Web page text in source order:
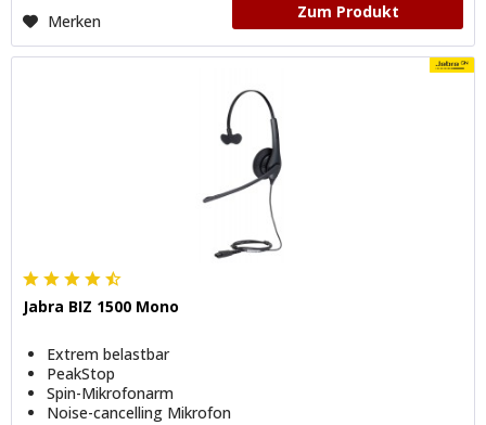
Merken Zum Produkt
Jabra BIZ 1500 Mono
Extrem belastbar
PeakStop
Spin-Mikrofonarm
Noise-cancelling Mikrofon